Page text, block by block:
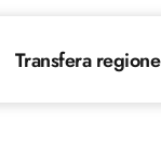
Transfera regione